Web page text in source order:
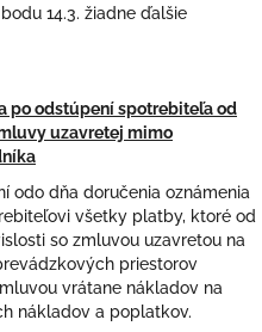
14.3. žiadne ďalšie
po odstúpení spotrebiteľa od
uzavretej mimo
odo dňa doručenia oznámenia
všetky platby, ktoré od
so zmluvou uzavretou na
priestorov
vrátane nákladov na
nákladov a poplatkov.